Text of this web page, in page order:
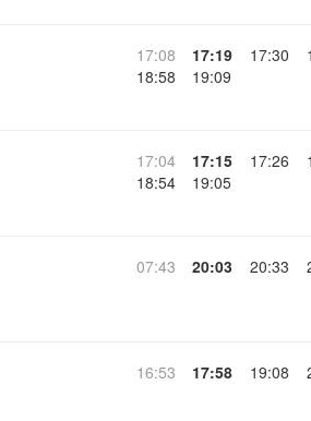
17:08 17:19 17:30
18:58
19:09
17:04 17:15 17:26
18:54
19:05
07:43 20:03 20:33
16:53 17:58 19:08